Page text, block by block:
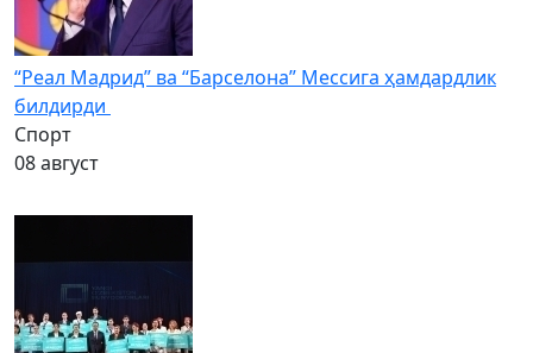
“Реал Мадрид” ва “Барселона” Мессига ҳамдардлик
билдирди
Спорт
08 август